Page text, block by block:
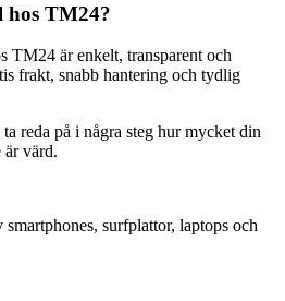
TM24?
TM24 är enkelt, transparent och
frakt, snabb hantering och tydlig
reda på i några steg hur mycket din
är värd.
surfplattor, laptops och